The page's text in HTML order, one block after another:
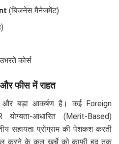
(बिजनेस मैनेजमेंट)
कोर्स
फीस में राहत
और बड़ा आकर्षण है। कई Foreign
आधारित (Merit-Based)
सहायता प्रोग्राम की पेशकश करती
करने के कुल खर्चे को काफी हद तक